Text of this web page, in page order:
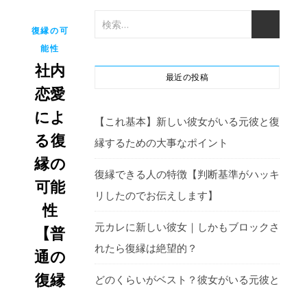
復縁の可
能性
社内
恋愛
によ
る復
縁の
可能
性
【普
通の
復縁
最近の投稿
【これ基本】新しい彼女がいる元彼と復
縁するための大事なポイント
復縁できる人の特徴【判断基準がハッキ
リしたのでお伝えします】
元カレに新しい彼女｜しかもブロックさ
れたら復縁は絶望的？
どのくらいがベスト？彼女がいる元彼と